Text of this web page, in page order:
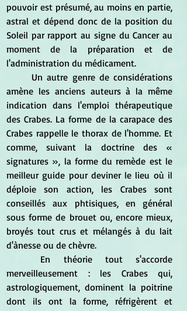
pouvoir est présumé, au moins en partie,
astral et dépend donc de la position du
Soleil par rapport au signe du Cancer au
moment de la préparation et de
l'administration du médicament.
amène les anciens auteurs à la même
indication dans l'emploi thérapeutique
des Crabes. La forme de la carapace des
Crabes rappelle le thorax de l'homme. Et
comme, suivant la doctrine des «
signatures », la forme du remède est le
meilleur guide pour deviner le lieu où il
déploie son action, les Crabes sont
conseillés aux phtisiques, en général
sous forme de brouet ou, encore mieux,
broyés tout crus et mélangés à du lait
d'ànesse ou de chèvre.
merveilleusement : les Crabes qui,
astrologiquement, dominent la poitrine
dont ils ont la forme, réfrigèrent et